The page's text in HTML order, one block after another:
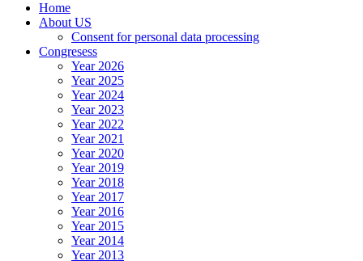
Home
About US
Consent for personal data processing
Congresess
Year 2026
Year 2025
Year 2024
Year 2023
Year 2022
Year 2021
Year 2020
Year 2019
Year 2018
Year 2017
Year 2016
Year 2015
Year 2014
Year 2013